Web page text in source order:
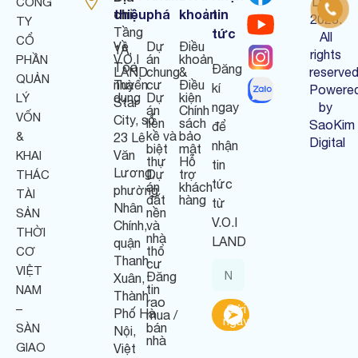
TY
CỔ
PHẦN
QUẢN
LÝ
VỐN
&
KHAI
THÁC
TÀI
SẢN
THỜI
CƠ
VIỆT
NAM
–
SÀN
GIAO
chỉ:
Tầng
1A,
Tòa
nhà
Star
City, số
23 Lê
Văn
Lương,
phường
Nhân
Chính,
quận
Thanh
Xuân,
Thành
Phố Hà
Nội,
Việt
thiệu
Về
V.O.I
LAND
Tuyển
dụng
phá
Dự
án
chung
cư
Dự
án
liền
kề và
biệt
thự
Dự
án
đất
nền
và
nhà
thổ
cư
Đăng
tin
rao
mua /
bán
nhà
khoản
Điều
khoản
&
Điều
kiện
Chính
sách
bảo
mật
Hỗ
trợ
khách
hàng
tin
tức
Đăng
kí
ngay
để
nhận
tin
tức
từ
V.O.I
LAND
Gửi
ngay
2023.
All
rights
by
SaoKim
Digital